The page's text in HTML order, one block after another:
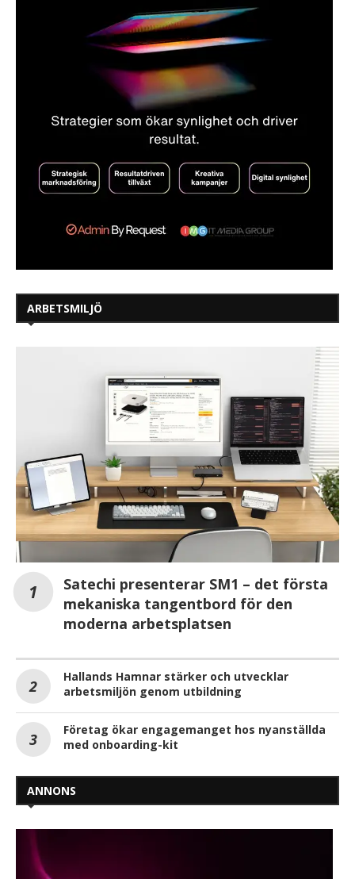
ARBETSMILJÖ
Satechi presenterar SM1 – det första
mekaniska tangentbord för den
moderna arbetsplatsen
Hallands Hamnar stärker och utvecklar
arbetsmiljön genom utbildning
Företag ökar engagemanget hos nyanställda
med onboarding-kit
ANNONS